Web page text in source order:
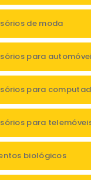
de moda
para
para
para
biológicos